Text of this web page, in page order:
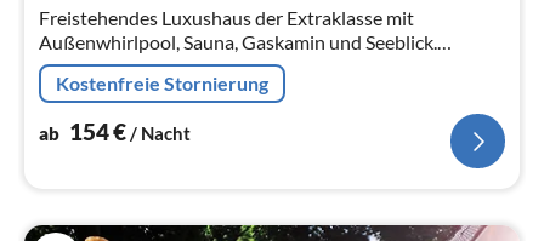
Freistehendes Luxushaus der Extraklasse mit
Außenwhirlpool, Sauna, Gaskamin und Seeblick.
Haustiere sind willkommen. Die Seevilla hat ein großes
Herz für Kinder !!
Kostenfreie Stornierung
ab 154€/ Nacht